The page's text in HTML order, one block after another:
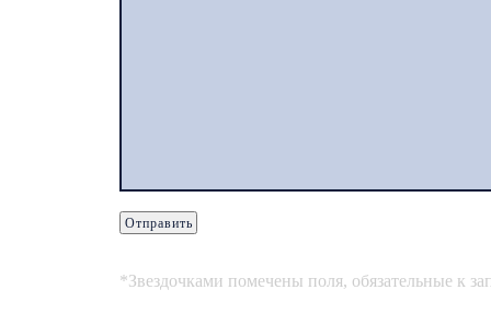
*Звездочками помечены поля, обязательные к